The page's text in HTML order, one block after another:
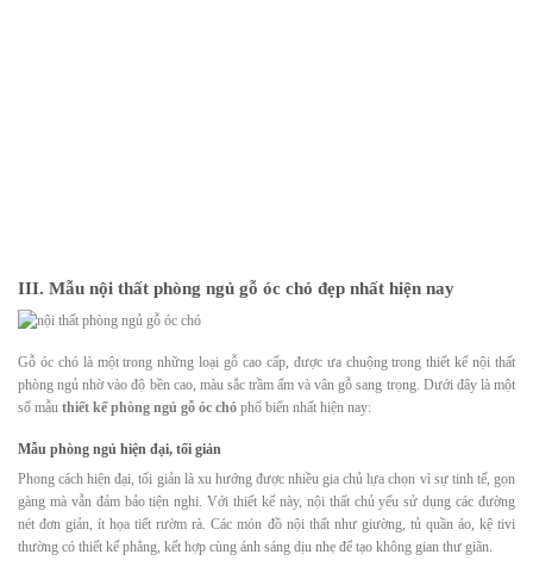
III. Mẫu nội thất phòng ngủ gỗ óc chó đẹp nhất hiện nay
Gỗ óc chó là một trong những loại gỗ cao cấp, được ưa chuộng trong thiết kế nội thất
phòng ngủ nhờ vào độ bền cao, màu sắc trầm ấm và vân gỗ sang trọng. Dưới đây là một
số mẫu thiết kế phòng ngủ gỗ óc chó phổ biến nhất hiện nay:
Mẫu phòng ngủ hiện đại, tối giản
Phong cách hiện đại, tối giản là xu hướng được nhiều gia chủ lựa chọn vì sự tinh tế, gọn
gàng mà vẫn đảm bảo tiện nghi. Với thiết kế này, nội thất chủ yếu sử dụng các đường
nét đơn giản, ít họa tiết rườm rà. Các món đồ nội thất như giường, tủ quần áo, kệ tivi
thường có thiết kế phẳng, kết hợp cùng ánh sáng dịu nhẹ để tạo không gian thư giãn.